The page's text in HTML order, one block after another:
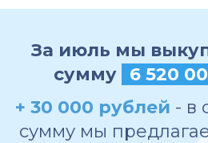
За июль мы
сумму
6 520
+ 30 000 рублей - в
сумму мы